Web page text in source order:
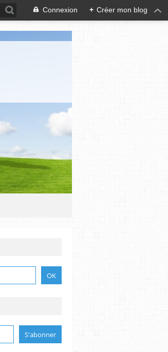
Connexion + Créer mon blog